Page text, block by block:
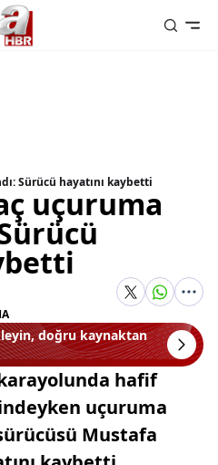
Sürücü hayatını kaybetti
uçuruma
doğru kaynaktan
hafif
uçuruma
Mustafa